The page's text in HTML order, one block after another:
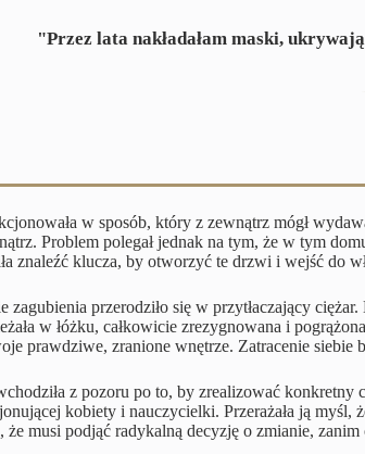
"Przez lata nakładałam maski,
w sposób, który z zewnątrz mógł
Problem polegał jednak na tym, że w tym
znaleźć klucza, by otworzyć te drzwi i wejść do
zagubienia przerodziło się w przytłaczający
w łóżku, całkowicie zrezygnowana i
prawdziwe, zranione wnętrze. Zatracenie siebie
z pozoru po to, by zrealizować konkretny
kobiety i nauczycielki. Przerażała ją
że musi podjąć radykalną decyzję o zmianie,